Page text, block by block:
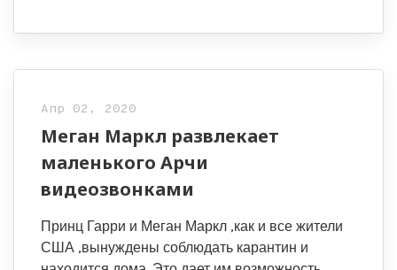
Апр 02, 2020
Меган Маркл развлекает
маленького Арчи
видеозвонками
Принц Гарри и Меган Маркл ,как и все жители
США ,вынуждены соблюдать карантин и